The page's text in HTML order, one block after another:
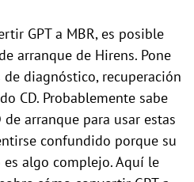
GPT a MBR, es posible
arranque de Hirens. Pone
diagnóstico, recuperación
CD. Probablemente sabe
arranque para usar estas
confundido porque su
algo complejo. Aquí le